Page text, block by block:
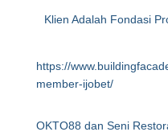
Klien Adalah Fondasi
https://
member-ijobet/
OKTO88 dan Seni